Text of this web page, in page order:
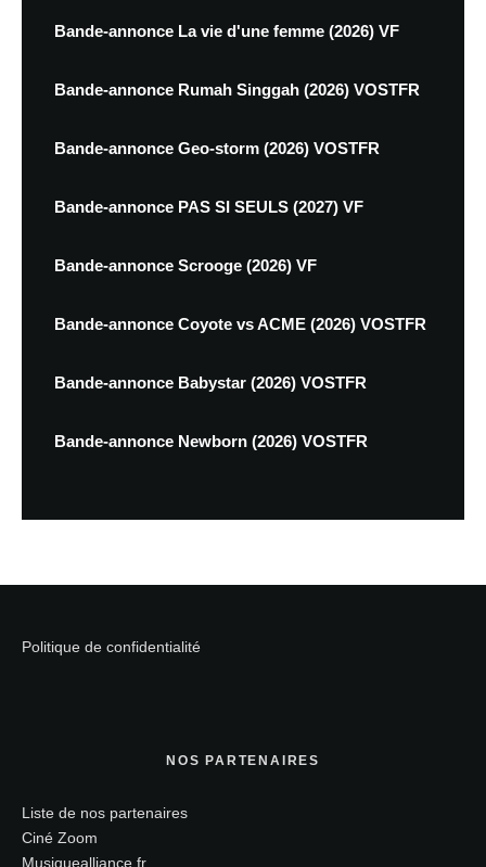
Bande-annonce La vie d'une femme (2026) VF
Bande-annonce Rumah Singgah (2026) VOSTFR
Bande-annonce Geo-storm (2026) VOSTFR
Bande-annonce PAS SI SEULS (2027) VF
Bande-annonce Scrooge (2026) VF
Bande-annonce Coyote vs ACME (2026) VOSTFR
Bande-annonce Babystar (2026) VOSTFR
Bande-annonce Newborn (2026) VOSTFR
Politique de confidentialité
NOS PARTENAIRES
Liste de nos partenaires
Ciné Zoom
Musiquealliance.fr